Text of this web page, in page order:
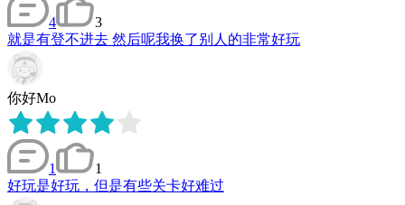
4
3
就是有登不进去 然后呢我换了别人的非常好玩
你好Mo
1
1
好玩是好玩，但是有些关卡好难过